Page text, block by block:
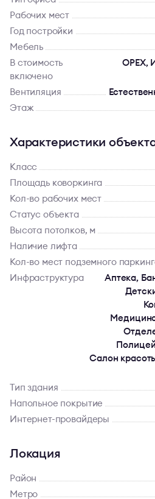
Рабочих мест
Год постройки
Мебель
В стоимость
включено
OPEX,
Вентиляция
Этаж
Характеристики
Класс
Площадь коворкинга
Кол-во рабочих мест
Статус объекта
Высота потолков, м
Наличие лифта
Кол-во мест подземного
Инфраструктура
Аптека,
Салон
Тип здания
Напольное покрытие
Интернет-провайдеры
Локация
Район
Метро